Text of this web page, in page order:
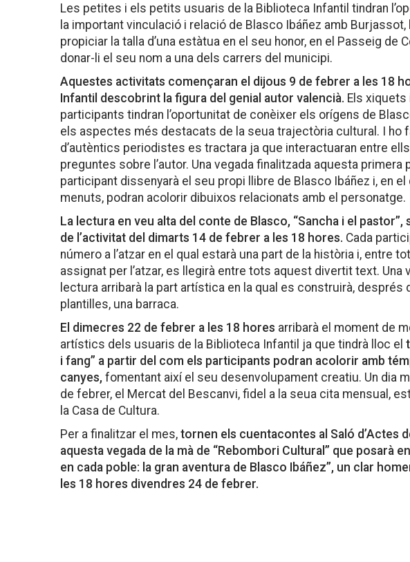
Les petites i els petits usuaris de la Biblioteca Infantil tindran
la important vinculació i relació de Blasco Ibáñez amb Burjassot,
propiciar la talla d’una estàtua en el seu honor, en el Passeig de
donar-li el seu nom a una dels carrers del municipi.
Aquestes activitats començaran el dijous 9 de febrer a les 18
Infantil descobrint la figura del genial autor valencià. Els
participants tindran l’oportunitat de conèixer els orígens de
els aspectes més destacats de la seua trajectòria cultural. I ho
d’autèntics periodistes es tractara ja que interactuaran entre
preguntes sobre l’autor. Una vegada finalitzada aquesta primera
participant dissenyarà el seu propi llibre de Blasco Ibáñez i, en
menuts, podran acolorir dibuixos relacionats amb el personatge.
La lectura en veu alta del conte de Blasco, “Sancha i el
de l’activitat del dimarts 14 de febrer a les 18 hores. Cada
número a l’atzar en el qual estarà una part de la història i, entre
assignat per l’atzar, es llegirà entre tots aquest divertit text. Una
lectura arribarà la part artística en la qual es construirà, després
plantilles, una barraca.
El dimecres 22 de febrer a les 18 hores arribarà el moment de
artístics dels usuaris de la Biblioteca Infantil ja que tindrà lloc el
i fang” a partir del com els participants podran acolorir amb
canyes, fomentant així el seu desenvolupament creatiu. Un dia
de febrer, el Mercat del Bescanvi, fidel a la seua cita mensual,
la Casa de Cultura.
Per a finalitzar el mes, tornen els cuentacontes al Saló d’Actes
aquesta vegada de la mà de “Rebombori Cultural” que posarà
en cada poble: la gran aventura de Blasco Ibáñez”, un clar
les 18 hores divendres 24 de febrer.